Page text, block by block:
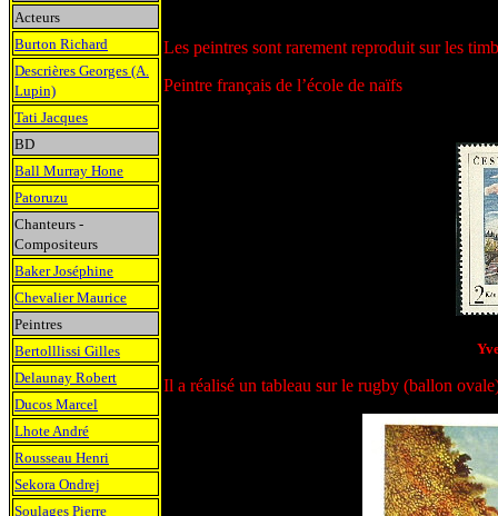
Les peintres sont rarement reproduit sur les
Peintre français de l’école de naïfs
Il a réalisé un tableau sur le rugby (ballon
Acteurs
Burton Richard
Descrières Georges (A.
Lupin)
Tati Jacques
BD
Ball Murray Hone
Patoruzu
Chanteurs -
Compositeurs
Baker Joséphine
Chevalier Maurice
Peintres
Bertolllissi Gilles
Delaunay Robert
Ducos Marcel
Lhote André
Rousseau Henri
Sekora Ondrej
Soulages Pierre